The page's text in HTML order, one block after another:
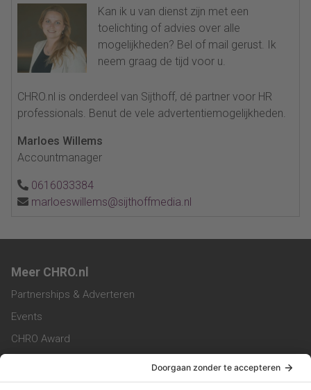
Kan ik u van dienst zijn met een
toelichting of advies over alle
mogelijkheden? Bel of mail gerust. Ik
neem graag de tijd voor u.
CHRO.nl is onderdeel van Sijthoff, dé partner voor HR
professionals. Benut de vele advertentiemogelijkheden.
Marloes Willems
Accountmanager
0616033384
marloeswillems@sijthoffmedia.nl
Meer CHRO.nl
Partnerships & Adverteren
Events
CHRO Award
CHRO Magazine